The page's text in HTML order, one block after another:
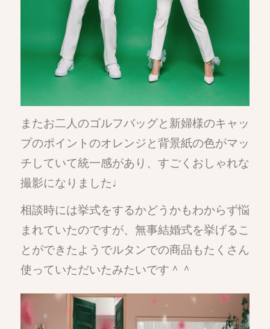
またお二人のゴルフバッグと新婦様のキャッ
プのポイントのオレンジと背景紙の色がマッ
チしていて統一感があり、すごくおしゃれな
撮影になりました♩
相談時には挙式をするかどうかもわからず悩
まれていたのですが、無事結婚式を挙げるこ
とができたようでルタンでの商品もたくさん
使っていただいたみたいです＾＾